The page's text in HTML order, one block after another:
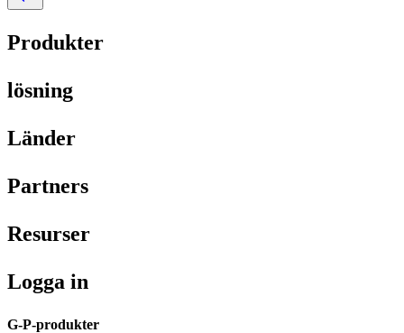
Produkter​​
lösning​​
Länder​​
Partners​​
Resurser​​
Logga in​​
G-P-produkter​​